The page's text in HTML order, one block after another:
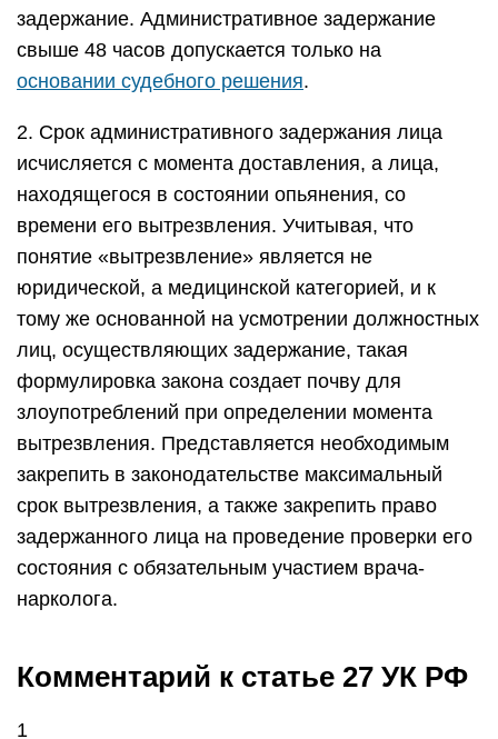
задержание. Административное задержание
свыше 48 часов допускается только на
основании судебного решения.
2. Срок административного задержания лица
исчисляется с момента доставления, а лица,
находящегося в состоянии опьянения, со
времени его вытрезвления. Учитывая, что
понятие «вытрезвление» является не
юридической, а медицинской категорией, и к
тому же основанной на усмотрении должностных
лиц, осуществляющих задержание, такая
формулировка закона создает почву для
злоупотреблений при определении момента
вытрезвления. Представляется необходимым
закрепить в законодательстве максимальный
срок вытрезвления, а также закрепить право
задержанного лица на проведение проверки его
состояния с обязательным участием врача-
нарколога.
Комментарий к статье 27 УК РФ
1